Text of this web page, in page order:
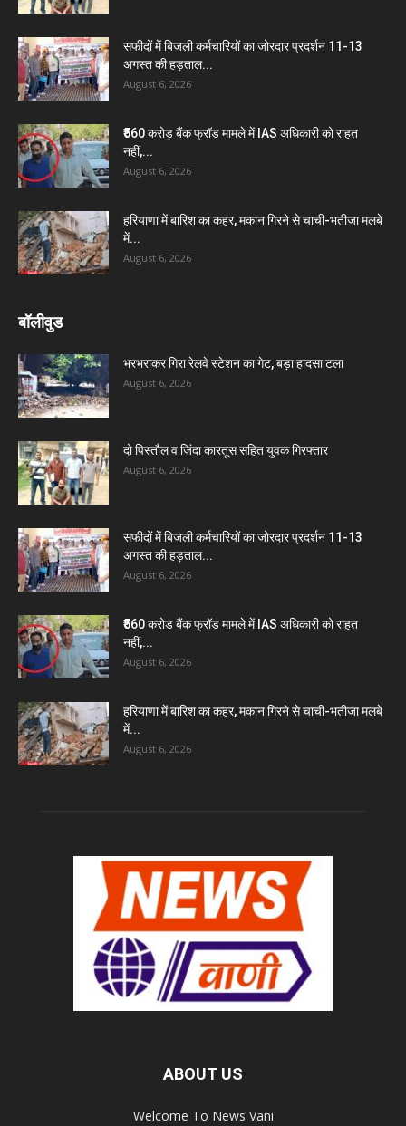
सफीदों में बिजली कर्मचारियों का जोरदार प्रदर्शन 11-13
अगस्त की हड़ताल...
August 6, 2026
₹560 करोड़ बैंक फ्रॉड मामले में IAS अधिकारी को राहत
नहीं,...
August 6, 2026
हरियाणा में बारिश का कहर, मकान गिरने से चाची-भतीजा मलबे
में...
August 6, 2026
बॉलीवुड
भरभराकर गिरा रेलवे स्टेशन का गेट, बड़ा हादसा टला
August 6, 2026
दो पिस्तौल व जिंदा कारतूस सहित युवक गिरफ्तार
August 6, 2026
सफीदों में बिजली कर्मचारियों का जोरदार प्रदर्शन 11-13
अगस्त की हड़ताल...
August 6, 2026
₹560 करोड़ बैंक फ्रॉड मामले में IAS अधिकारी को राहत
नहीं,...
August 6, 2026
हरियाणा में बारिश का कहर, मकान गिरने से चाची-भतीजा मलबे
में...
August 6, 2026
ABOUT US
Welcome To News Vani